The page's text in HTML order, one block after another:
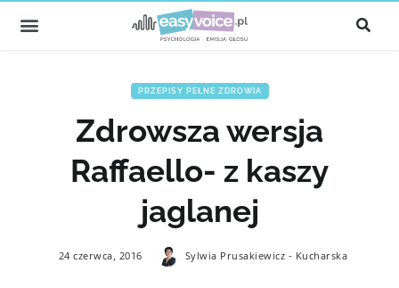
PRZEPISY PEŁNE ZDROWIA
Zdrowsza wersja
Raffaello- z kaszy
jaglanej
24 czerwca, 2016 Sylwia Prusakiewicz - Kucharska